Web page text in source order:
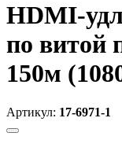
HDMI-
по витой
150м
Артикул: 17-6971-1